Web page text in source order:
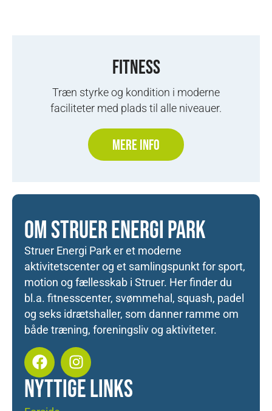
FITNESS
Træn styrke og kondition i moderne
faciliteter med plads til alle niveauer.
MERE INFO
OM STRUER ENERGI PARK
Struer Energi Park er et moderne
aktivitetscenter og et samlingspunkt for sport,
motion og fællesskab i Struer. Her finder du
bl.a. fitnesscenter, svømmehal, squash, padel
og seks idrætshaller, som danner ramme om
både træning, foreningsliv og aktiviteter.
NYTTIGE LINKS